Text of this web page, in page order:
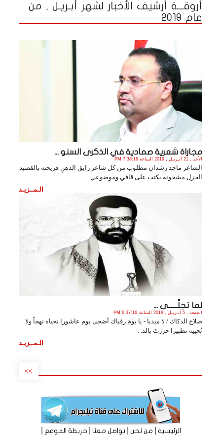
أروقـــة أرشيف الأخبار لشهر أبـريـل , من
عام 2019
مجاراة شعرية صمادية في الذكرى السنو ...
الأحد , 21 أبـريـل , 2019 الساعة 7:38:16 PM
الشاعر ماجد رشدان مطلوب من كل شاعر رايق الذهنِ قريحته بالقصيد
الجزل مشحونة يكتب على قافي وموضوعي. .
الـمــزيـد
لما تجلَّــــــى ...
الجمعة , 5 أبـريـل , 2019 الساعة 6:37:16 PM
صلاح الدكاك / لا ميديا - يا يومَ رقياك أضحى يوم عاشورا نحياه نهجاً ولا
نُحييه تطبيرا حررتَ بالد. .
الـمــزيـد
>>
الرئيسية|من نحن|تواصل معنا|خريطة الموقع